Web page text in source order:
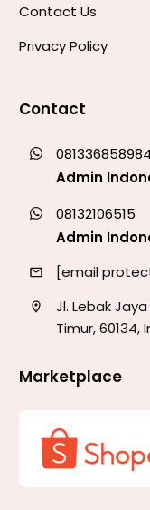
Contact Us
Privacy Policy
Contact
081336858984
Admin
08132106515
Admin
[email
Jl. Lebak
Timur, 60134,
Marketplace